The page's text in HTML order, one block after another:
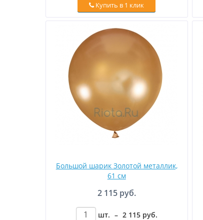
Купить в 1 клик
Большой шарик Золотой металлик,
61 см
2 115 руб.
шт. – 2 115 руб.